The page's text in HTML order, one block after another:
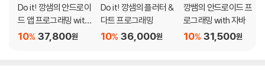
__05-2 널 안전성
=============================
Do it! 깡샘의 안드로이
드 앱 프로그래밍 with
코틀린 ─ 개정 5판
37,800원
10%
Do it! 깡샘의 플러터 &
다트 프로그래밍
36,000원
10%
깡쌤의 안드로이드 프
로그래밍 with 자바
31,500원
10%